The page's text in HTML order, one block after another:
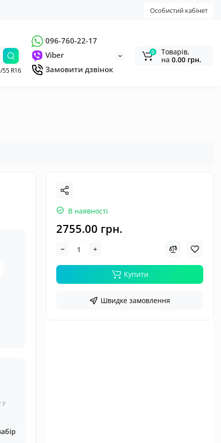
Особистий кабінет
096-760-22-17
Viber
Замовити дзвінок
55 R16
0
Товарів,
на 0.00 грн.
у
В наявності
2755.00 грн.
Купити
Швидке замовлення